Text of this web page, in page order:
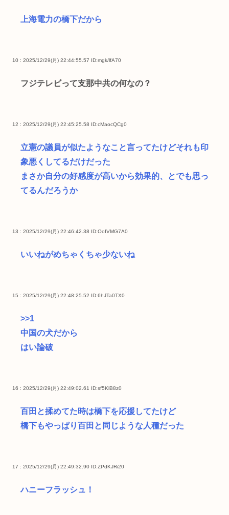
上海電力の橋下だから
10 : 2025/12/29(月) 22:44:55.57 ID:mgk/lfA70
フジテレビって支那中共の何なの？
12 : 2025/12/29(月) 22:45:25.58 ID:cMaocQCg0
立憲の議員が似たようなこと言ってたけどそれも印
象悪くしてるだけだった
まさか自分の好感度が高いから効果的、とでも思っ
てるんだろうか
13 : 2025/12/29(月) 22:46:42.38 ID:OoIVMG7A0
いいねがめちゃくちゃ少ないね
15 : 2025/12/29(月) 22:48:25.52 ID:6hJTa0TX0
>>1
中国の犬だから
はい論破
16 : 2025/12/29(月) 22:49:02.61 ID:sf5KlB8z0
百田と揉めてた時は橋下を応援してたけど
橋下もやっぱり百田と同じような人種だった
17 : 2025/12/29(月) 22:49:32.90 ID:ZPdKJRi20
ハニーフラッシュ！